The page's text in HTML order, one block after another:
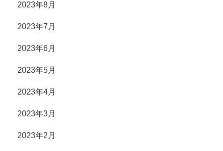
2023年8月
2023年7月
2023年6月
2023年5月
2023年4月
2023年3月
2023年2月